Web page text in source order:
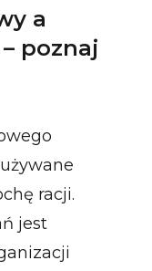
a
poznaj
racji.
jest